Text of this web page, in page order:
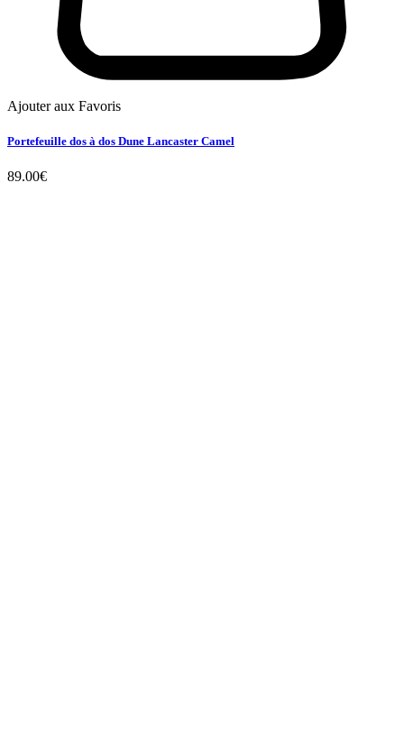
Ajouter aux Favoris
Portefeuille dos à dos Dune Lancaster Camel
89.00€